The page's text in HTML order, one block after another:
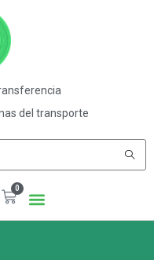
del transporte
0